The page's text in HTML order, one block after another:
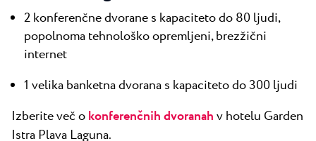
2 konferenčne dvorane s kapaciteto do 80 ljudi,
popolnoma tehnološko opremljeni, brezžični
internet
1 velika banketna dvorana s kapaciteto do 300 ljudi
Izberite več okonferenčnih dvoranahv hotelu Garden
Istra Plava Laguna.